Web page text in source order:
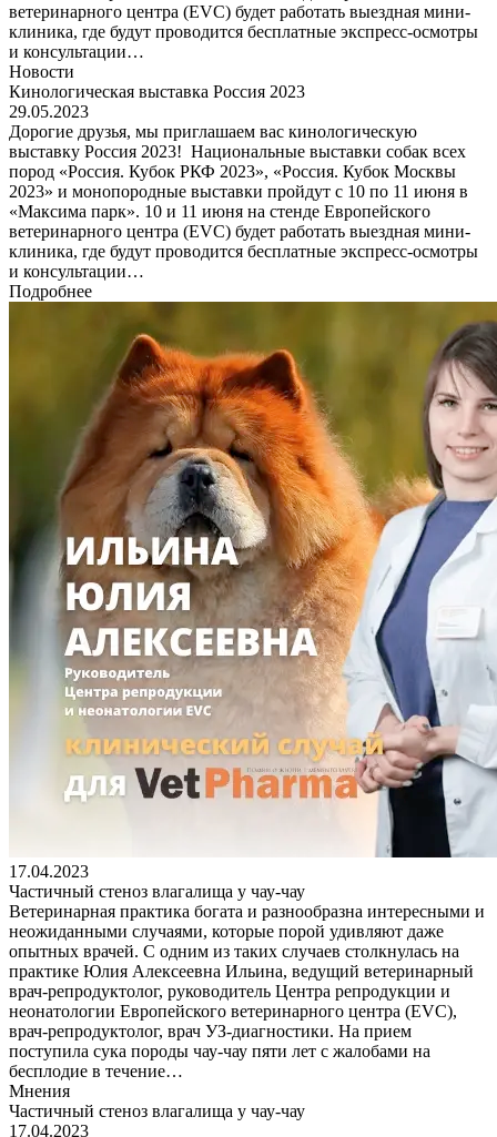
ветеринарного центра (EVC) будет работать выездная мини-
клиника, где будут проводится бесплатные экспресс-осмотры
и консультации…
Новости
Кинологическая выставка Россия 2023
29.05.2023
Дорогие друзья, мы приглашаем вас кинологическую
выставку Россия 2023! Национальные выставки собак всех
пород «Россия. Кубок РКФ 2023», «Россия. Кубок Москвы
2023» и монопородные выставки пройдут с 10 по 11 июня в
«Максима парк». 10 и 11 июня на стенде Европейского
ветеринарного центра (EVC) будет работать выездная мини-
клиника, где будут проводится бесплатные экспресс-осмотры
и консультации…
Подробнее
17.04.2023
Частичный стеноз влагалища у чау-чау
Ветеринарная практика богата и разнообразна интересными и
неожиданными случаями, которые порой удивляют даже
опытных врачей. С одним из таких случаев столкнулась на
практике Юлия Алексеевна Ильина, ведущий ветеринарный
врач-репродуктолог, руководитель Центра репродукции и
неонатологии Европейского ветеринарного центра (EVC),
врач-репродуктолог, врач УЗ-диагностики. На прием
поступила сука породы чау-чау пяти лет с жалобами на
бесплодие в течение…
Мнения
Частичный стеноз влагалища у чау-чау
17.04.2023